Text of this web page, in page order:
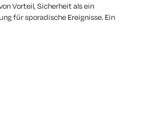
Vorteil, Sicherheit als ein
für sporadische Ereignisse. Ein